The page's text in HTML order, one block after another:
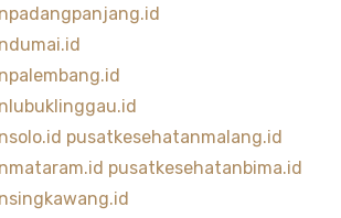
pusatkesehatanmalang.id
pusatkesehatanbima.id